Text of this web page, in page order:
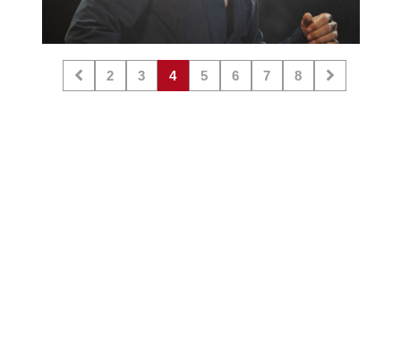
2 3 4 5 6 7 8